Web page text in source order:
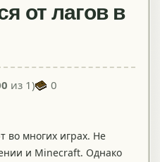
от лагов в
из 1) 0
во многих играх. Не
и Minecraft. Однако